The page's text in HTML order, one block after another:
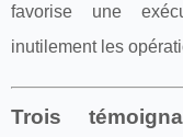
favorise une
inutilement les
Trois